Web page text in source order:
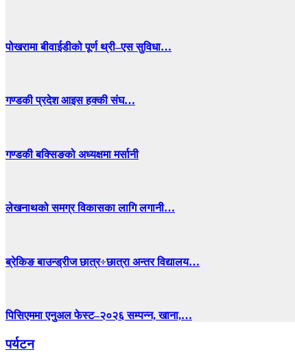
पोखरामा बीवाईडीको पूर्ण थ्री–एस सुविधा…
गण्डकी प्रदेश आइस हक्की संघ…
गण्डकी बक्सिङको अध्यक्षमा मर्सानी
लेखनाथको समग्र विकासका लागि लगानी…
ब्रेकिङ बाउन्ड्रीज छात्र÷छात्रा अन्तर विद्यालय…
पिसिएममा एनुअल फेस्ट–२०२६ सम्पन्न, खाना,…
पर्यटन